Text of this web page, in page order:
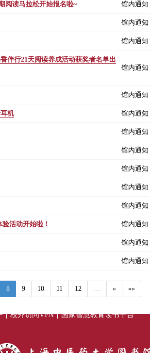
阅读马拉松开始报名啦~ 馆内通知
馆内通知
馆内通知
伴行21天阅读养成活动获奖者名单出
馆内通知
馆内通知
机 馆内通知
馆内通知
馆内通知
馆内通知
馆内通知
馆内通知
活动开始啦！ 馆内通知
馆内通知
馆内通知
8 9 10 11 12 … » »»
校外访问VPN 国家智慧教育读书平台